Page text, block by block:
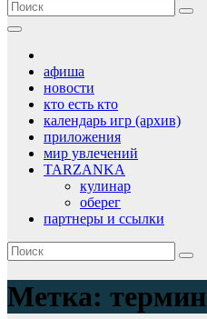
афиша
новости
кто есть кто
календарь игр (архив)
приложения
мир увлечений
TARZANKA
кулинар
оберег
партнеры и ссылки
Метка: термин